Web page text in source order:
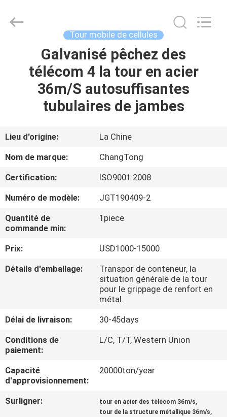
MAISON
PRODUITS
SUJET
DE
NOUS
VISITE
D'USINE
CONTRÔLE
DE
CONTACTEZ-
NOUS
NOUVELLES
DEMANDEZ
Structure
Tour mobile de cellules
Galvanisé pêchez des
télécom 4 la tour en acier
36m/S autosuffisantes
tubulaires de jambes
Lieu d'origine:
La Chine
Nom de marque:
ChangTong
Certification:
ISO9001:2008
Numéro de modèle:
JGT190409-2
Quantité de
commande min:
1piece
Prix:
USD1000-15000
Détails d'emballage:
Transpor de conteneur, la
situation générale de la tour
pour le grippage de renfort en
métal.
Délai de livraison:
30-45days
Conditions de
paiement:
L/C, T/T, Western Union
Capacité
d'approvisionnement:
20000ton/year
Surligner: tour en acier des télécom 36m/s,
tour de la structure métallique 36m/s,